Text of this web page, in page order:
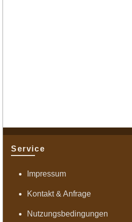
Service
Impressum
Kontakt & Anfrage
Nutzungsbedingungen